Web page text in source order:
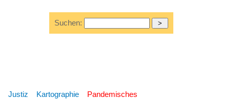
Suchen:
Justiz Kartographie
Pandemisches